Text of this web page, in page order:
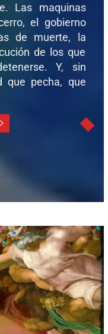
Las maquinas
el gobierno
de muerte, la
de los que
Y, sin
que pecha, que